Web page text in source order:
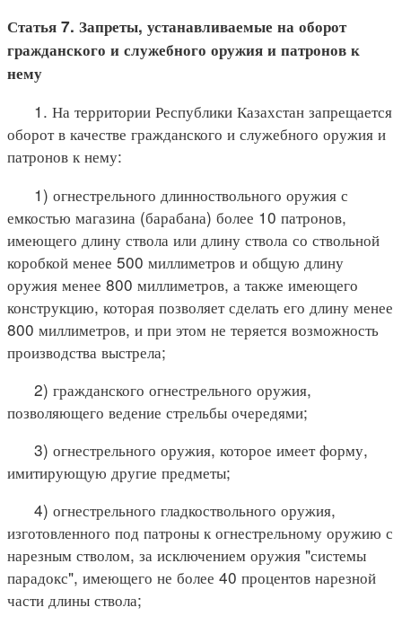
Статья 7. Запреты, устанавливаемые на оборот
гражданского и служебного оружия и патронов к
нему
1. На территории Республики Казахстан запрещается
оборот в качестве гражданского и служебного оружия и
патронов к нему:
1) огнестрельного длинноствольного оружия с
емкостью магазина (барабана) более 10 патронов,
имеющего длину ствола или длину ствола со ствольной
коробкой менее 500 миллиметров и общую длину
оружия менее 800 миллиметров, а также имеющего
конструкцию, которая позволяет сделать его длину менее
800 миллиметров, и при этом не теряется возможность
производства выстрела;
2) гражданского огнестрельного оружия,
позволяющего ведение стрельбы очередями;
3) огнестрельного оружия, которое имеет форму,
имитирующую другие предметы;
4) огнестрельного гладкоствольного оружия,
изготовленного под патроны к огнестрельному оружию с
нарезным стволом, за исключением оружия "системы
парадокс", имеющего не более 40 процентов нарезной
части длины ствола;